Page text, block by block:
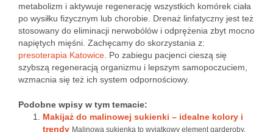
metabolizm i aktywuje regenerację wszystkich komórek ciała
po wysiłku fizycznym lub chorobie. Drenaż linfatyczny jest też
stosowany do eliminacji nerwobólów i odprężenia zbyt mocno
napiętych mięśni. Zachęcamy do skorzystania z:
presoterapia Katowice . Po zabiegu pacjenci cieszą się
szybszą regeneracją organizmu i lepszym samopoczuciem,
wzmacnia się też ich system odpornościowy.
Podobne wpisy w tym temacie:
Makijaż do malinowej sukienki – idealne kolory i
trendy Malinowa sukienka to wyjątkowy element garderoby,